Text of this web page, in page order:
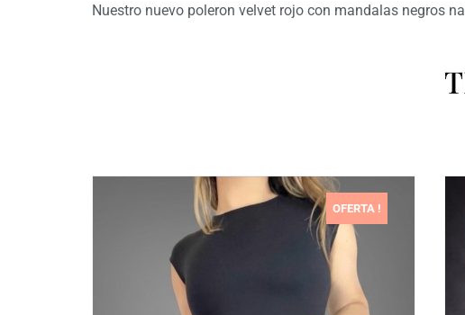
Nuestro nuevo poleron velvet rojo con mandalas negros
OFERTA !